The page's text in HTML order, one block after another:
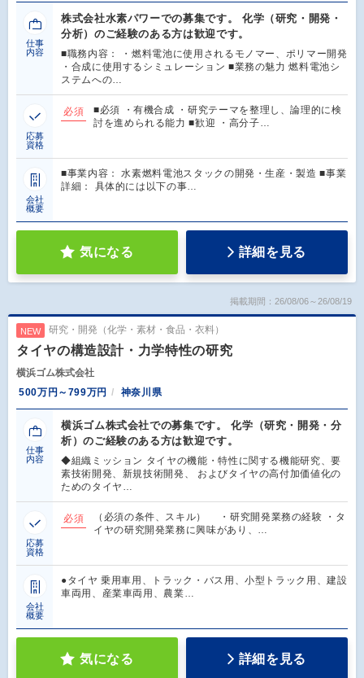
仕事
内容
株式会社水素パワーでの募集です。 化学（研究・開発・
分析）のご経験のある方は歓迎です。
■職務内容： ・燃料電池に使用されるモノマー、ポリマー開発
・合成に使用するシミュレーション ■業務の魅力 燃料電池シ
ステムへの…
応募
資格
必須
■必須 ・有機合成 ・研究テーマを整理し、論理的に検
討を進められる能力 ■歓迎 ・高分子…
会社
概要
■事業内容： 水素燃料電池スタックの開発・生産・製造 ■事業
詳細： 具体的には以下の事…
気になる 詳細を見る
掲載期間：26/08/06～26/08/19
NEW 研究・開発（化学・素材・食品・衣料）
タイヤの構造設計・力学特性の研究
横浜ゴム株式会社
500万円～799万円
神奈川県
仕事
内容
横浜ゴム株式会社での募集です。 化学（研究・開発・分
析）のご経験のある方は歓迎です。
◆組織ミッション タイヤの機能・特性に関する機能研究、要
素技術開発、新規技術開発、 およびタイヤの高付加価値化の
ためのタイヤ…
応募
資格
必須
（必須の条件、スキル） ・研究開発業務の経験 ・タ
イヤの研究開発業務に興味があり、…
会社
概要
●タイヤ 乗用車用、トラック・バス用、小型トラック用、建設
車両用、産業車両用、農業…
気になる 詳細を見る